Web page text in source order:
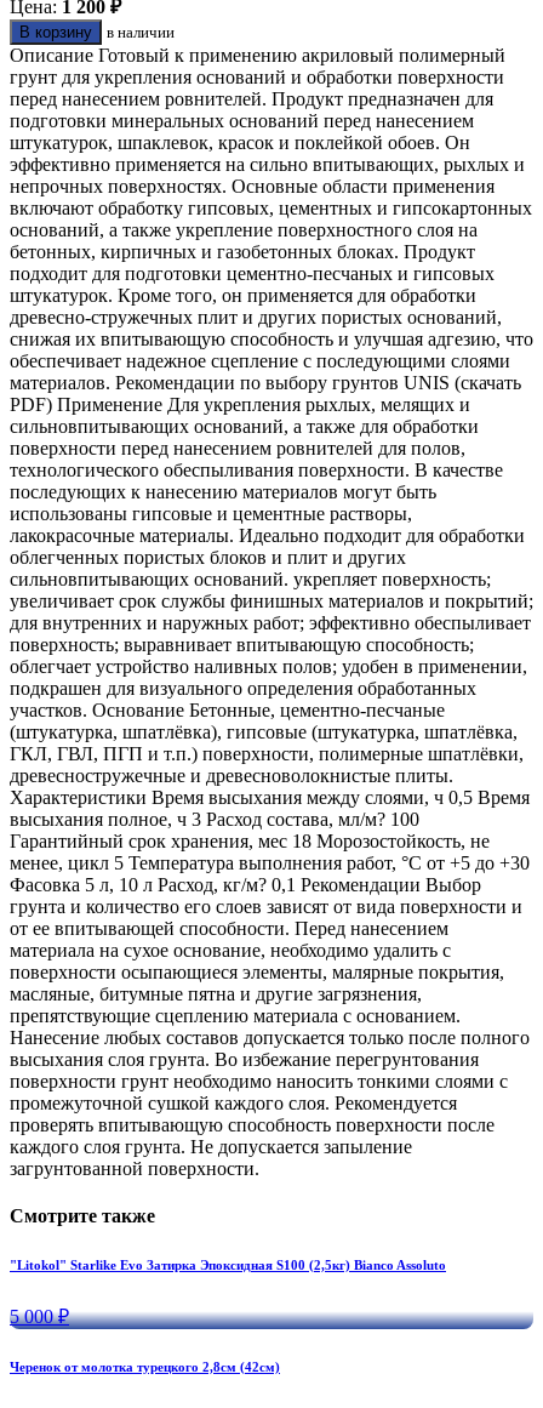
Цена: 1 200 ₽
В корзину в наличии
Описание Готовый к применению акриловый полимерный
грунт для укрепления оснований и обработки поверхности
перед нанесением ровнителей. Продукт предназначен для
подготовки минеральных оснований перед нанесением
штукатурок, шпаклевок, красок и поклейкой обоев. Он
эффективно применяется на сильно впитывающих, рыхлых и
непрочных поверхностях. Основные области применения
включают обработку гипсовых, цементных и гипсокартонных
оснований, а также укрепление поверхностного слоя на
бетонных, кирпичных и газобетонных блоках. Продукт
подходит для подготовки цементно-песчаных и гипсовых
штукатурок. Кроме того, он применяется для обработки
древесно-стружечных плит и других пористых оснований,
снижая их впитывающую способность и улучшая адгезию, что
обеспечивает надежное сцепление с последующими слоями
материалов. Рекомендации по выбору грунтов UNIS (скачать
PDF) Применение Для укрепления рыхлых, мелящих и
сильновпитывающих оснований, а также для обработки
поверхности перед нанесением ровнителей для полов,
технологического обеспыливания поверхности. В качестве
последующих к нанесению материалов могут быть
использованы гипсовые и цементные растворы,
лакокрасочные материалы. Идеально подходит для обработки
облегченных пористых блоков и плит и других
сильновпитывающих оснований. укрепляет поверхность;
увеличивает срок службы финишных материалов и покрытий;
для внутренних и наружных работ; эффективно обеспыливает
поверхность; выравнивает впитывающую способность;
облегчает устройство наливных полов; удобен в применении,
подкрашен для визуального определения обработанных
участков. Основание Бетонные, цементно-песчаные
(штукатурка, шпатлёвка), гипсовые (штукатурка, шпатлёвка,
ГКЛ, ГВЛ, ПГП и т.п.) поверхности, полимерные шпатлёвки,
древесностружечные и древесноволокнистые плиты.
Характеристики Время высыхания между слоями, ч 0,5 Время
высыхания полное, ч 3 Расход состава, мл/м? 100
Гарантийный срок хранения, мес 18 Морозостойкость, не
менее, цикл 5 Температура выполнения работ, °C от +5 до +30
Фасовка 5 л, 10 л Расход, кг/м? 0,1 Рекомендации Выбор
грунта и количество его слоев зависят от вида поверхности и
от ее впитывающей способности. Перед нанесением
материала на сухое основание, необходимо удалить с
поверхности осыпающиеся элементы, малярные покрытия,
масляные, битумные пятна и другие загрязнения,
препятствующие сцеплению материала с основанием.
Нанесение любых составов допускается только после полного
высыхания слоя грунта. Во избежание перегрунтования
поверхности грунт необходимо наносить тонкими слоями с
промежуточной сушкой каждого слоя. Рекомендуется
проверять впитывающую способность поверхности после
каждого слоя грунта. Не допускается запыление
загрунтованной поверхности.
Смотрите также
"Litokol" Starlike Evo Затирка Эпоксидная S100 (2,5кг) Bianco Assoluto
5 000 ₽
Черенок от молотка турецкого 2,8см (42см)